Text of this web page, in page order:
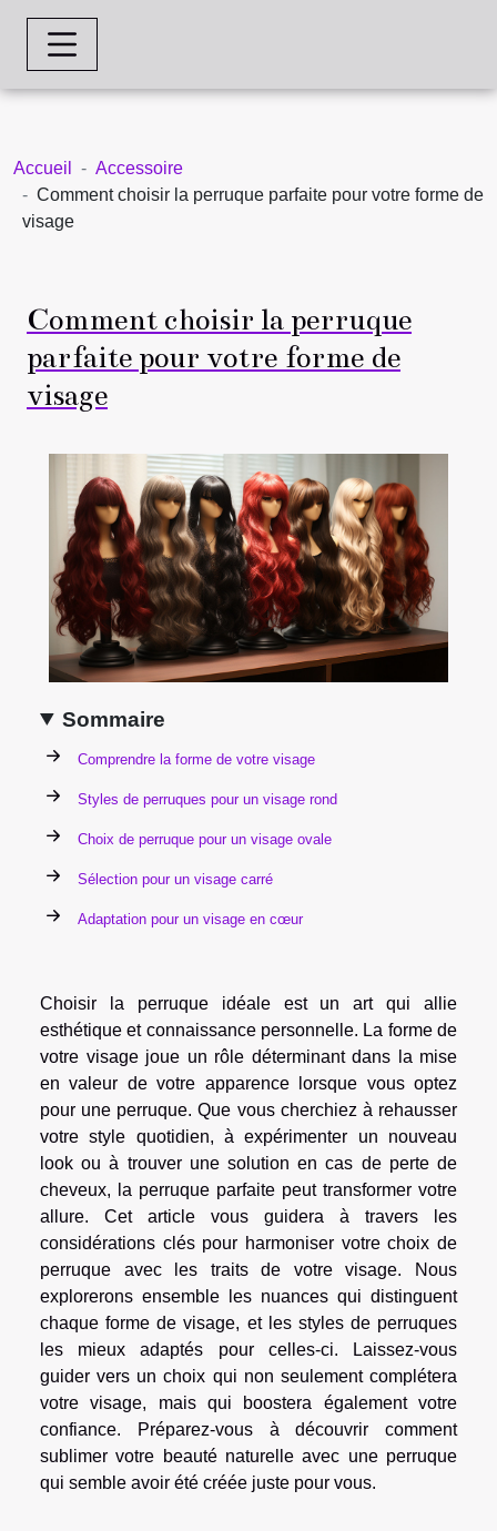
Accueil
Accessoire
Comment choisir la perruque parfaite pour votre forme de
visage
Comment choisir la perruque
parfaite pour votre forme de
visage
Sommaire
Comprendre la forme de votre visage
Styles de perruques pour un visage rond
Choix de perruque pour un visage ovale
Sélection pour un visage carré
Adaptation pour un visage en cœur
Choisir la perruque idéale est un art qui allie
esthétique et connaissance personnelle. La forme de
votre visage joue un rôle déterminant dans la mise
en valeur de votre apparence lorsque vous optez
pour une perruque. Que vous cherchiez à rehausser
votre style quotidien, à expérimenter un nouveau
look ou à trouver une solution en cas de perte de
cheveux, la perruque parfaite peut transformer votre
allure. Cet article vous guidera à travers les
considérations clés pour harmoniser votre choix de
perruque avec les traits de votre visage. Nous
explorerons ensemble les nuances qui distinguent
chaque forme de visage, et les styles de perruques
les mieux adaptés pour celles-ci. Laissez-vous
guider vers un choix qui non seulement complétera
votre visage, mais qui boostera également votre
confiance. Préparez-vous à découvrir comment
sublimer votre beauté naturelle avec une perruque
qui semble avoir été créée juste pour vous.